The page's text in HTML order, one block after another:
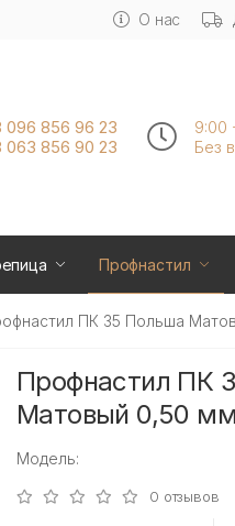
О нас
096 856 96 23
063 856 90 23
9:00
Без
Профнастил
ПК 35 Польша
Профнастил ПК
Матовый 0,50 мм
Модель:
0 отзывов